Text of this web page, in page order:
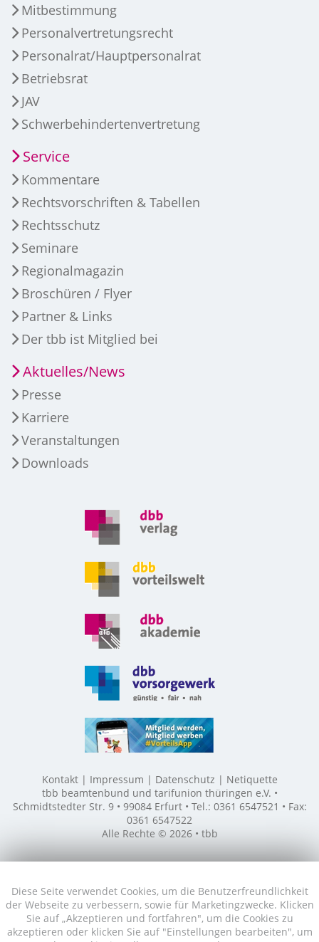
Diese Seite verwendet Cookies, um die Benutzerfreundlichkeit
der Webseite zu verbessern, sowie für Marketingzwecke. Klicken
Sie auf „Akzeptieren und fortfahren", um die Cookies zu
akzeptieren oder klicken Sie auf "Einstellungen bearbeiten", um
Mitbestimmung
Personalvertretungsrecht
Personalrat/Hauptpersonalrat
Betriebsrat
JAV
Schwerbehindertenvertretung
Service
Kommentare
Rechtsvorschriften & Tabellen
Rechtsschutz
Seminare
Regionalmagazin
Broschüren / Flyer
Partner & Links
Der tbb ist Mitglied bei
Aktuelles/News
Presse
Karriere
Veranstaltungen
Downloads
Kontakt Impressum Datenschutz
Netiquette
tbb beamtenbund und tarifunion thüringen e.V. •
Schmidtstedter Str. 9 • 99084 Erfurt • Tel.: 0361 6547521 • Fax:
0361 6547522
Alle Rechte © 2026 • tbb